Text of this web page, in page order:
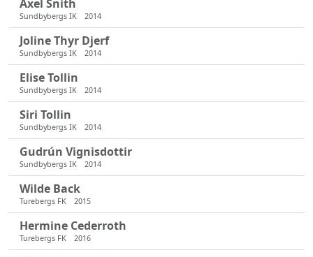
Axel Snith
Sundbybergs IK 2014
Joline Thyr Djerf
Sundbybergs IK 2014
Elise Tollin
Sundbybergs IK 2014
Siri Tollin
Sundbybergs IK 2014
Gudrún Vignisdottir
Sundbybergs IK 2014
Wilde Back
Turebergs FK 2015
Hermine Cederroth
Turebergs FK 2016